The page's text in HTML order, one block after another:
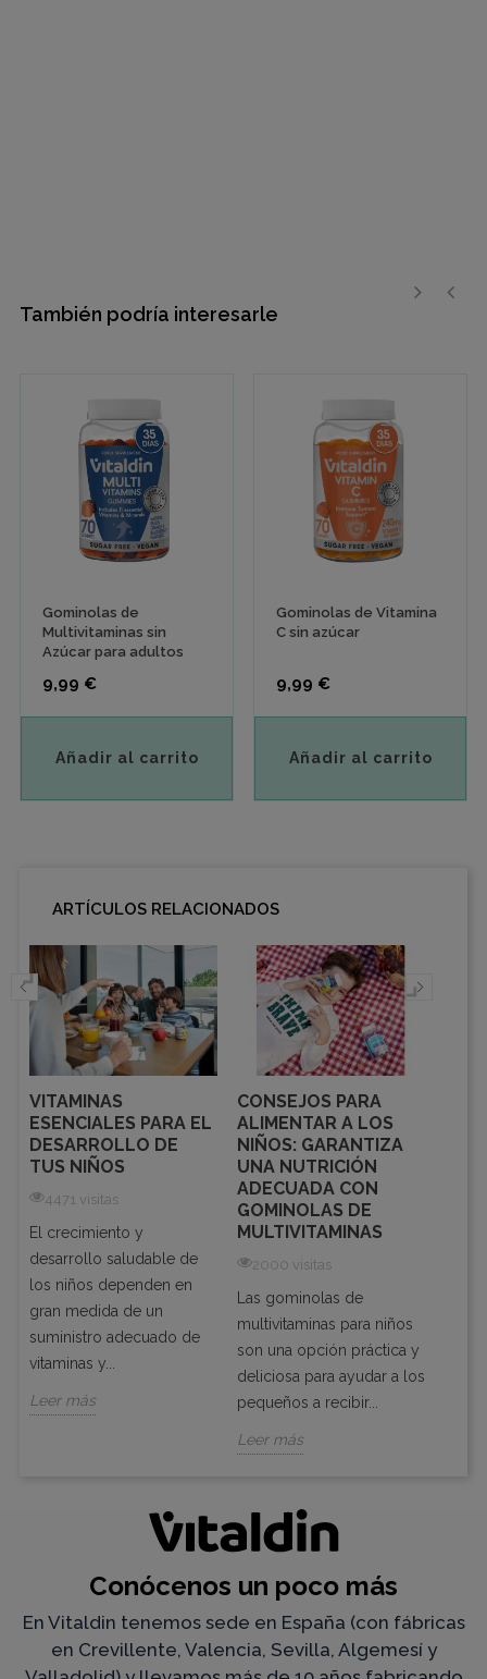
También podría interesarle
Gominolas de
Multivitaminas sin
Azúcar para adultos
Precio
9,99 €
Añadir al carrito
Gominolas de Vitamina
C sin azúcar
Precio
9,99 €
Añadir al carrito
ARTÍCULOS RELACIONADOS
VITAMINAS
ESENCIALES PARA EL
DESARROLLO DE
TUS NIÑOS
4471 visitas
El crecimiento y
desarrollo saludable de
los niños dependen en
gran medida de un
suministro adecuado de
vitaminas y...
Leer más
CONSEJOS PARA
ALIMENTAR A LOS
NIÑOS: GARANTIZA
UNA NUTRICIÓN
ADECUADA CON
GOMINOLAS DE
MULTIVITAMINAS
2000 visitas
Las gominolas de
multivitaminas para niños
son una opción práctica y
deliciosa para ayudar a los
pequeños a recibir...
Leer más
Conócenos un poco más
En Vitaldin tenemos sede en España (con fábricas
en Crevillente, Valencia, Sevilla, Algemesí y